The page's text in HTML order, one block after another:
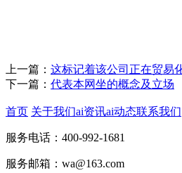
上一篇： 这标记着该公司正在贸易
下一篇： 代表本网坐的概念及立场
首页 关于我们ai资讯ai动态联系我们
服务电话：400-992-1681
服务邮箱：wa@163.com